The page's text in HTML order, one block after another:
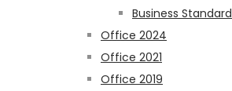
Business Standard
Office 2024
Office 2021
Office 2019